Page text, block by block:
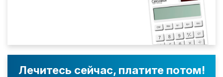
Лечитесь сейчас, платите потом!